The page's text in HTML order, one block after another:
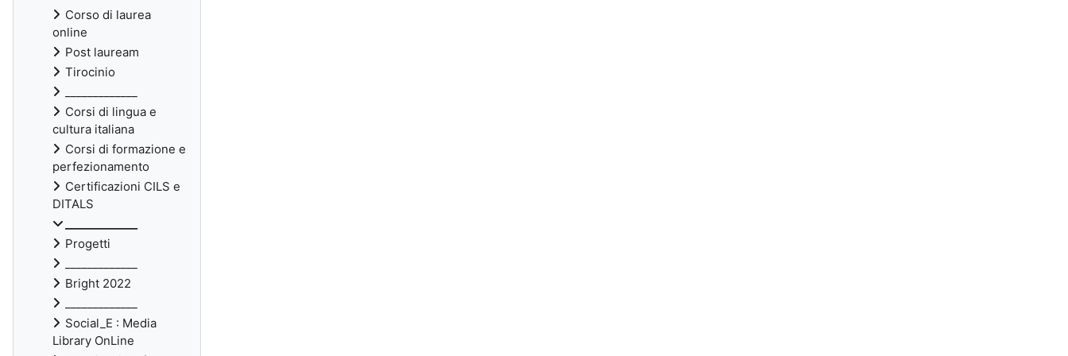
Corso di laurea
online
Post lauream
Tirocinio
Corsi di lingua e
cultura italiana
Corsi di formazione e
perfezionamento
Certificazioni CILS e
DITALS
Progetti
Bright 2022
Social_E : Media
Library OnLine